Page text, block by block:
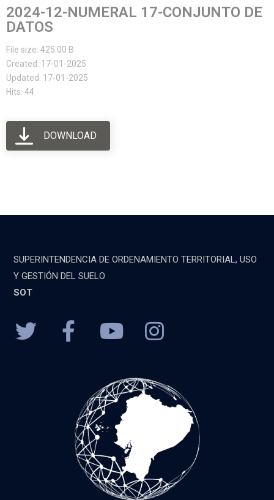
2024-12-NUMERAL 17-CONJUNTO DE
DATOS
File size: 425.00 B
Created: 17-01-2025
Updated: 17-01-2025
Hits: 44
DOWNLOAD
SUPERINTENDENCIA DE ORDENAMIENTO TERRITORIAL, USO
Y GESTIÓN DEL SUELO
SOT